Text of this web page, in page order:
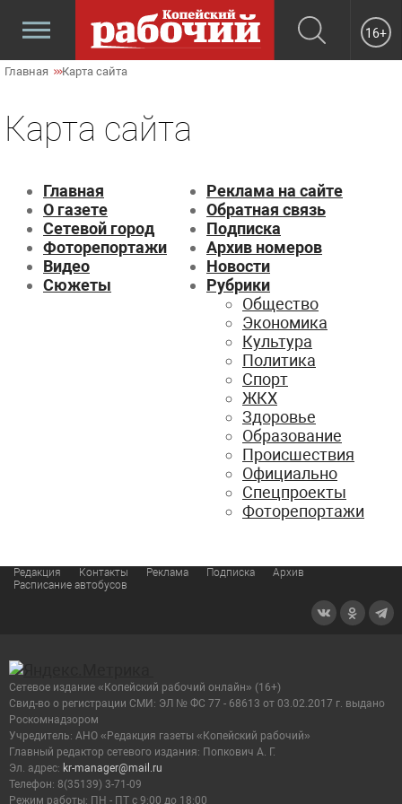
16+
Главная Карта сайта
Карта сайта
Главная
О газете
Сетевой город
Фоторепортажи
Видео
Сюжеты
Реклама на сайте
Обратная связь
Подписка
Архив номеров
Новости
Рубрики
Общество
Экономика
Культура
Политика
Спорт
ЖКХ
Здоровье
Образование
Происшествия
Официально
Спецпроекты
Фоторепортажи
Редакция Контакты Реклама Подписка
Архив
Расписание автобусов
Сетевое издание «Копейский рабочий онлайн» (16+)
Cвид-во о регистрации СМИ: ЭЛ № ФС 77 - 68613 от 03.02.2017 г. выдано
Роскомнадзором
Учредитель: АНО «Редакция газеты «Копейский рабочий»
Главный редактор сетевого издания: Попкович А. Г.
Эл. адрес: kr-manager@mail.ru
Телефон: 8(35139) 3-71-09
Режим работы: ПН - ПТ с 9:00 до 18:00